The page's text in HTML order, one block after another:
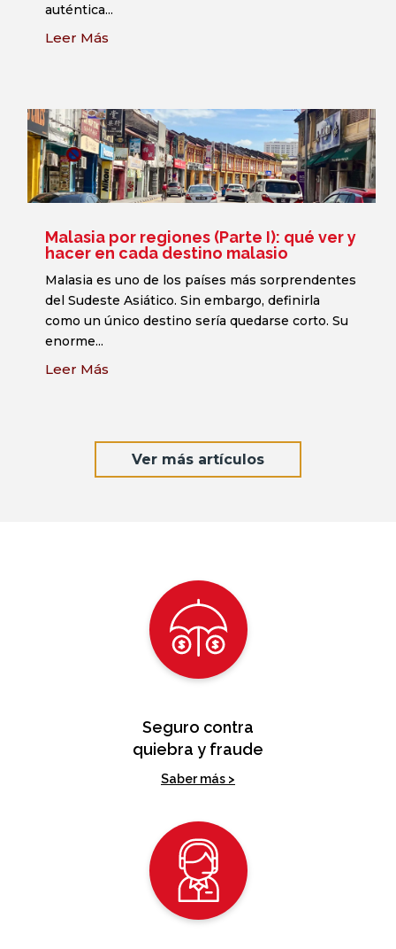
auténtica...
Leer Más
Malasia por regiones (Parte I): qué ver y
hacer en cada destino malasio
Malasia es uno de los países más sorprendentes
del Sudeste Asiático. Sin embargo, definirla
como un único destino sería quedarse corto. Su
enorme...
Leer Más
Ver más artículos
Seguro contra
quiebra y fraude
Saber más >